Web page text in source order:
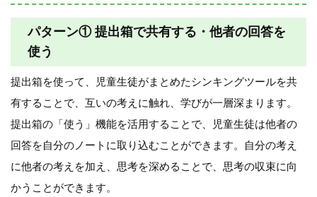
パターン① 提出箱で共有する・他者の回答を
使う
提出箱を使って、児童生徒がまとめたシンキングツールを共
有することで、互いの考えに触れ、学びが一層深まります。
提出箱の「使う」機能を活用することで、児童生徒は他者の
回答を自分のノートに取り込むことができます。自分の考え
に他者の考えを加え、思考を深めることで、思考の収束に向
かうことができます。